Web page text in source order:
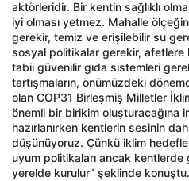
aktörleridir. Bir kentin sağlıklı
iyi olması yetmez. Mahalle
gerekir, temiz ve erişilebilir su
sosyal politikalar gerekir, afetlere
tabii güvenilir gıda sistemleri
tartışmaların, önümüzdeki
olan COP31 Birleşmiş Milletler
önemli bir birikim oluşturacağına
hazırlanırken kentlerin sesinin
düşünüyoruz. Çünkü iklim
uyum politikaları ancak
yerelde kurulur” şeklinde konuştu.